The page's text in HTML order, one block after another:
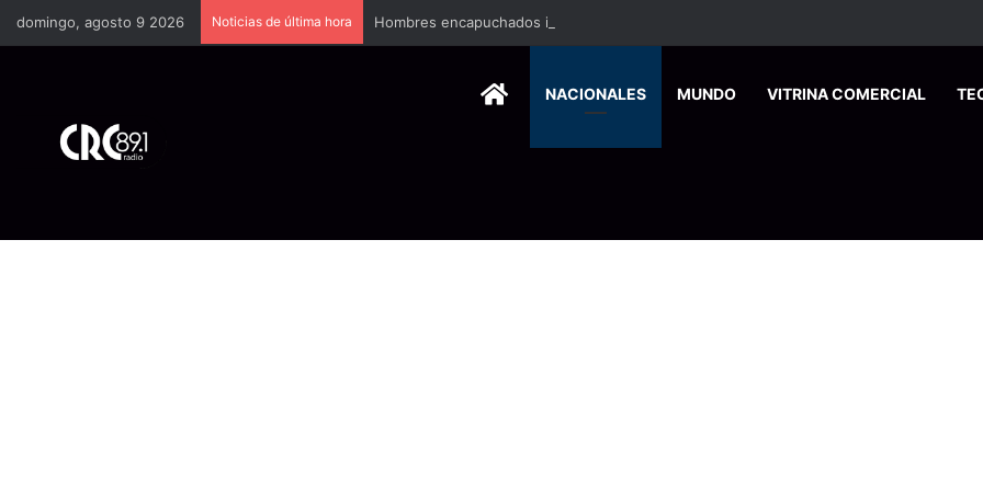
domingo, agosto 9 2026 Noticias de última hora Hombres encapuchados ingresan a hospital de Nicoya y matan a paciente a balazos
HOMENACIONALES MUNDO VITRINA COMERCIAL